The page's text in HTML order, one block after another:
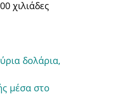
χιλιάδες
δολάρια,
μέσα στο